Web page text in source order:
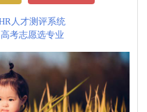
人才测评系统
高考志愿选专业